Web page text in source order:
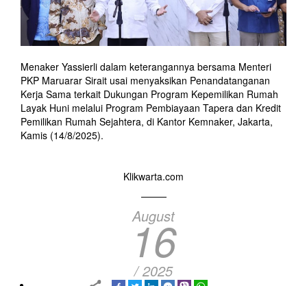
Menaker Yassierli dalam keterangannya bersama Menteri
PKP Maruarar Sirait usai menyaksikan Penandatanganan
Kerja Sama terkait Dukungan Program Kepemilikan Rumah
Layak Huni melalui Program Pembiayaan Tapera dan Kredit
Pemilikan Rumah Sejahtera, di Kantor Kemnaker, Jakarta,
Kamis (14/8/2025).
Klikwarta.com
August
16
/ 2025